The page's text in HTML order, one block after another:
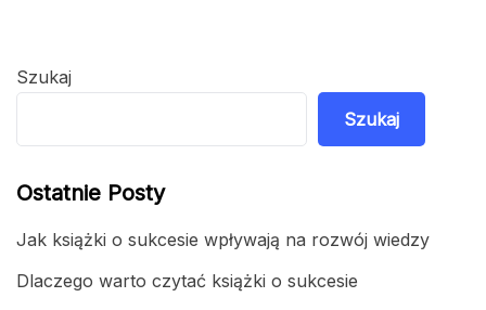
Szukaj
Szukaj
Ostatnie Posty
Jak książki o sukcesie wpływają na rozwój wiedzy
Dlaczego warto czytać książki o sukcesie